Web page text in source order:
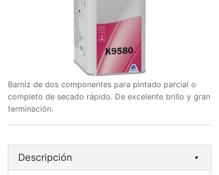
Barniz de dos componentes para pintado parcial o
completo de secado rápido. De excelente brillo y gran
terminación.
Descripción